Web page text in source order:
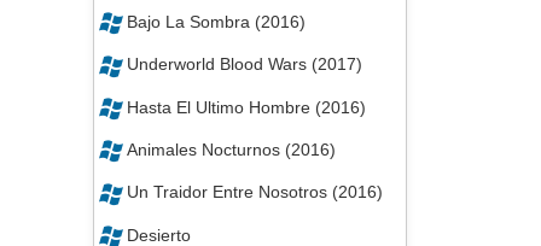
Bajo La Sombra (2016)
Underworld Blood Wars (2017)
Hasta El Ultimo Hombre (2016)
Animales Nocturnos (2016)
Un Traidor Entre Nosotros (2016)
Desierto